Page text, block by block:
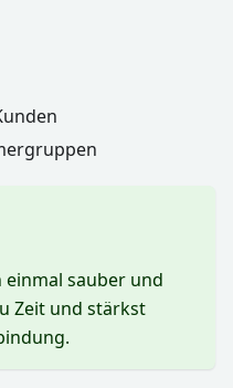
sauber und
Zeit und stärkst